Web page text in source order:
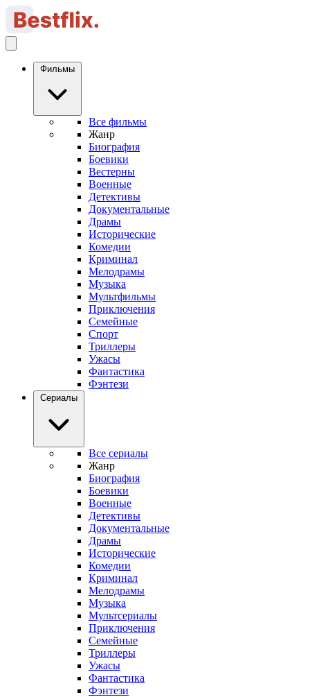
Фильмы
Все фильмы
Жанр
Биография
Боевики
Вестерны
Военные
Детективы
Документальные
Драмы
Исторические
Комедии
Криминал
Мелодрамы
Музыка
Мультфильмы
Приключения
Семейные
Спорт
Триллеры
Ужасы
Фантастика
Фэнтези
Сериалы
Все сериалы
Жанр
Биография
Боевики
Военные
Детективы
Документальные
Драмы
Исторические
Комедии
Криминал
Мелодрамы
Музыка
Мультсериалы
Приключения
Семейные
Триллеры
Ужасы
Фантастика
Фэнтези